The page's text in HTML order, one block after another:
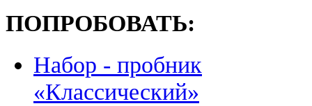
ПОПРОБОВАТЬ:
Набор - пробник
«Классический»